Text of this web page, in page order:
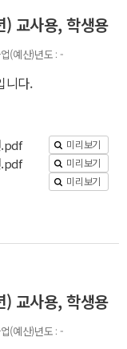
교사용, 학생용
(예산)년도 -
니다.
.pdf 미리보기
.pdf 미리보기
미리보기
교사용, 학생용
(예산)년도 -